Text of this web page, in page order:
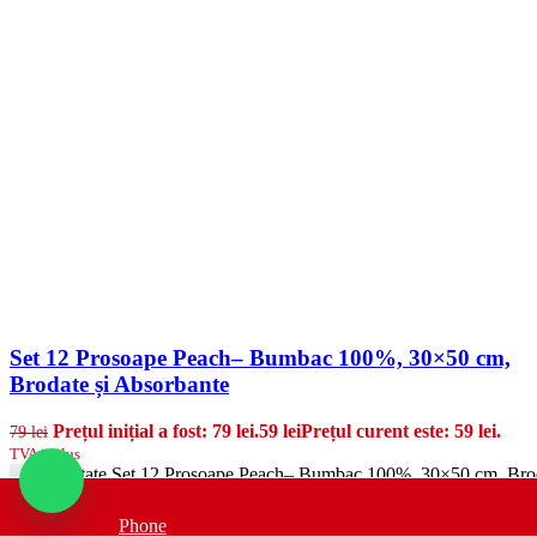
Set 12 Prosoape Peach– Bumbac 100%, 30×50 cm,
Brodate și Absorbante
79lei Prețul inițial a fost: 79 lei.59 leiPrețul curent este: 59 lei.
TVA inclus
-
Cantitate Set 12 Prosoape Peach– Bumbac 100%, 30×50 cm,
Adauga in cosPhone